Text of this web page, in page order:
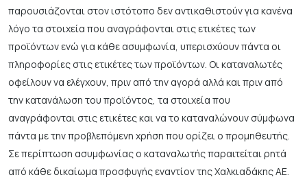
παρουσιάζονται στον ιστότοπο δεν αντικαθιστούν για κανένα
λόγο τα στοιχεία που αναγράφονται στις ετικέτες των
προϊόντων ενώ για κάθε ασυμφωνία, υπερισχύουν πάντα οι
πληροφορίες στις ετικέτες των προϊόντων. Οι καταναλωτές
οφείλουν να ελέγχουν, πριν από την αγορά αλλά και πριν από
την κατανάλωση του προϊόντος, τα στοιχεία που
αναγράφονται στις ετικέτες και να το καταναλώνουν σύμφωνα
πάντα με την προβλεπόμενη χρήση που ορίζει ο προμηθευτής.
Σε περίπτωση ασυμφωνίας ο καταναλωτής παραιτείται ρητά
από κάθε δικαίωμα προσφυγής εναντίον της Χαλκιαδάκης ΑΕ.